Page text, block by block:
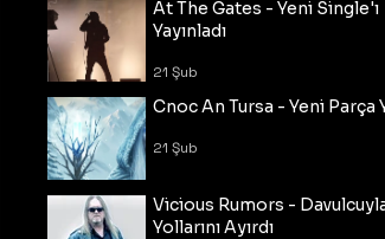
At The Gates - Yeni Single'ı
Yayınladı
21 Şub
Cnoc An Tursa - Yeni Parça
21 Şub
Vicious Rumors -
Yollarını Ayırdı